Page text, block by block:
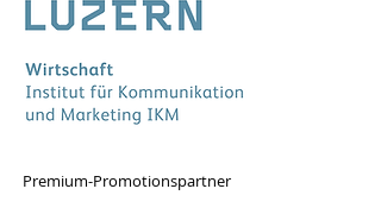
Premium-Promotionspartner